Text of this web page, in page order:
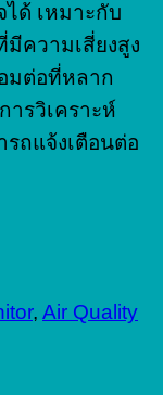
ด้ เหมาะกับ
ความเสี่ยงสูง
มต่อที่หลาก
ารวิเคราะห์
ถแจ้งเตือนต่อ
, Air Quality